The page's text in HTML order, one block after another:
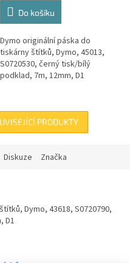
Do košíku
Dymo originální páska do
tiskárny štítků, Dymo, 45013,
S0720530, černý tisk/bílý
podklad, 7m, 12mm, D1
PRODUKTY
Diskuze Značka
Dymo, 43618, S0720790,
D1